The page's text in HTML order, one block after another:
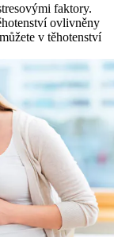
faktory.
ovlivněny
v těhotenství